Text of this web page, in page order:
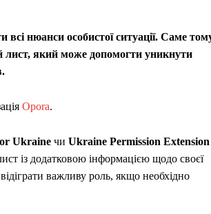
нюанси особистої ситуації. Саме
лист, який може допомогти уникнути
Opora.
Ukraine чи Ukraine Permission Extension
із додатковою інформацією щодо своєї
важливу роль, якщо необхідно